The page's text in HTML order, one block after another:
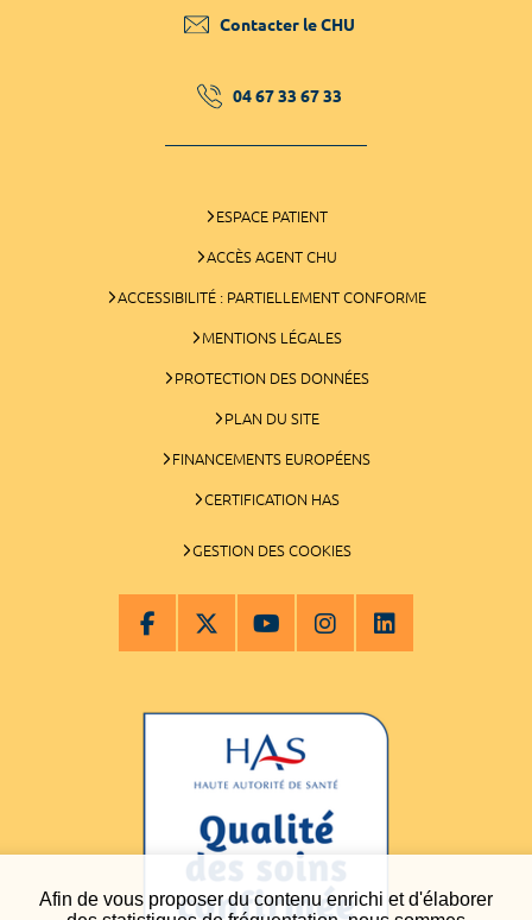
Afin de vous proposer du contenu enrichi et d'élaborer
Contacter le CHU
04 67 33 67 33
ESPACE PATIENT
ACCÈS AGENT CHU
ACCESSIBILITÉ : PARTIELLEMENT CONFORME
MENTIONS LÉGALES
PROTECTION DES DONNÉES
PLAN DU SITE
FINANCEMENTS EUROPÉENS
CERTIFICATION HAS
GESTION DES COOKIES